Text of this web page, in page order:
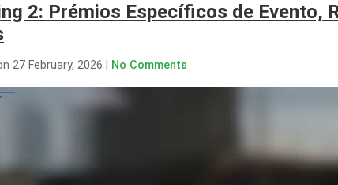
2: Prémios Específicos de Evento,
27 February, 2026 | No Comments